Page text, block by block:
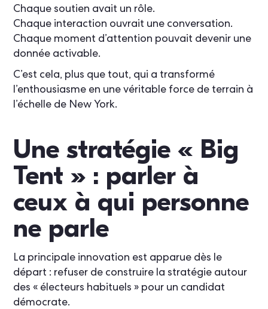
Chaque soutien avait un rôle.
Chaque interaction ouvrait une conversation.
Chaque moment d’attention pouvait devenir une
donnée activable.
C’est cela, plus que tout, qui a transformé
l’enthousiasme en une véritable force de terrain à
l’échelle de New York.
Une stratégie « Big
Tent » : parler à
ceux à qui personne
ne parle
La principale innovation est apparue dès le
départ : refuser de construire la stratégie autour
des « électeurs habituels » pour un candidat
démocrate.